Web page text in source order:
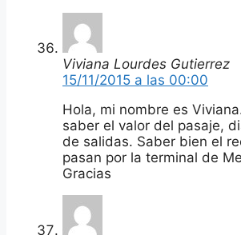
Viviana Lourdes Gutierrez
15/11/2015 a las 00:00
Hola, mi nombre es
saber el valor del pasaje,
de salidas. Saber bien el
pasan por la terminal de
Gracias